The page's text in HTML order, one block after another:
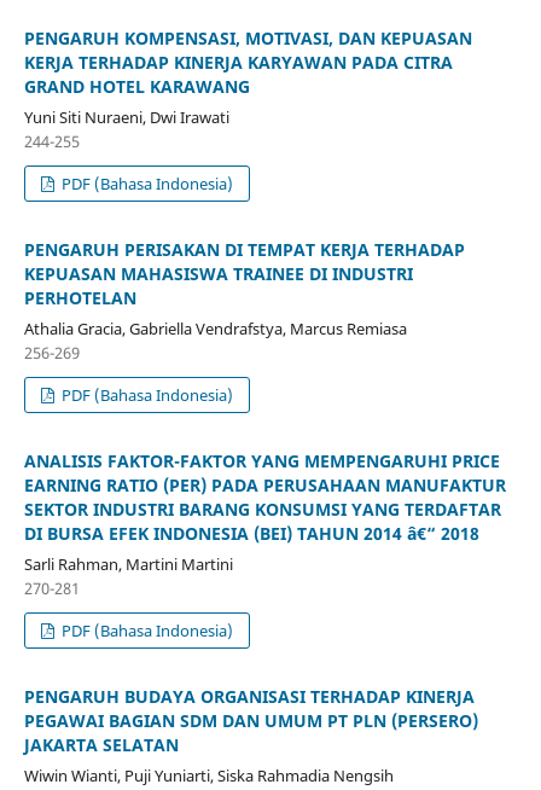
PENGARUH KOMPENSASI, MOTIVASI, DAN KEPUASAN
KERJA TERHADAP KINERJA KARYAWAN PADA CITRA
GRAND HOTEL KARAWANG
Yuni Siti Nuraeni, Dwi Irawati
244-255
PDF (Bahasa Indonesia)
PENGARUH PERISAKAN DI TEMPAT KERJA TERHADAP
KEPUASAN MAHASISWA TRAINEE DI INDUSTRI
PERHOTELAN
Athalia Gracia, Gabriella Vendrafstya, Marcus Remiasa
256-269
PDF (Bahasa Indonesia)
ANALISIS FAKTOR-FAKTOR YANG MEMPENGARUHI PRICE
EARNING RATIO (PER) PADA PERUSAHAAN MANUFAKTUR
SEKTOR INDUSTRI BARANG KONSUMSI YANG TERDAFTAR
DI BURSA EFEK INDONESIA (BEI) TAHUN 2014 â€“ 2018
Sarli Rahman, Martini Martini
270-281
PDF (Bahasa Indonesia)
PENGARUH BUDAYA ORGANISASI TERHADAP KINERJA
PEGAWAI BAGIAN SDM DAN UMUM PT PLN (PERSERO)
JAKARTA SELATAN
Wiwin Wianti, Puji Yuniarti, Siska Rahmadia Nengsih